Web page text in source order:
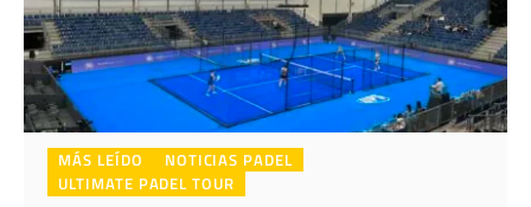
MÁS LEÍDO
NOTICIAS PADEL
ULTIMATE PADEL TOUR